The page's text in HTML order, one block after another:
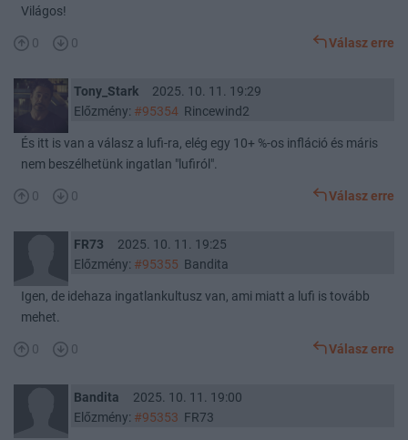
Világos!
0 0 Válasz erre
Tony_Stark
2025. 10. 11. 19:29
Előzmény: #95354Rincewind2
És itt is van a válasz a lufi-ra, elég egy 10+ %-os infláció és máris
nem beszélhetünk ingatlan "lufiról".
0 0 Válasz erre
FR73
2025. 10. 11. 19:25
Előzmény: #95355 Bandita
Igen, de idehaza ingatlankultusz van, ami miatt a lufi is tovább
mehet.
0 0 Válasz erre
Bandita
2025. 10. 11. 19:00
Előzmény: #95353 FR73